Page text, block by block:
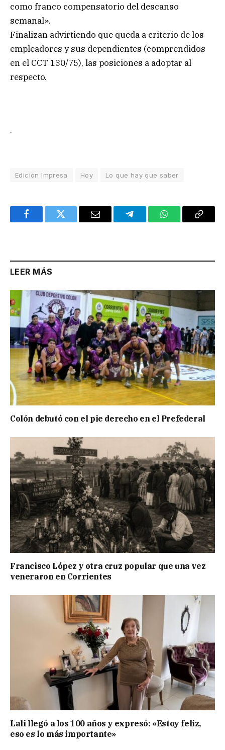
como franco compensatorio del descanso
semanal».
Finalizan advirtiendo que queda a criterio de los
empleadores y sus dependientes (comprendidos
en el CCT 130/75), las posiciones a adoptar al
respecto.
.
Edición Impresa Hoy Lo que hay que saber
FacebookTwitter Email TelegramWhatsAppCopy
LEER MÁS
Colón debutó con el pie derecho en el Prefederal
Francisco López y otra cruz popular que una vez
veneraron en Corrientes
Lali llegó a los 100 años y expresó: «Estoy feliz,
eso es lo más importante»